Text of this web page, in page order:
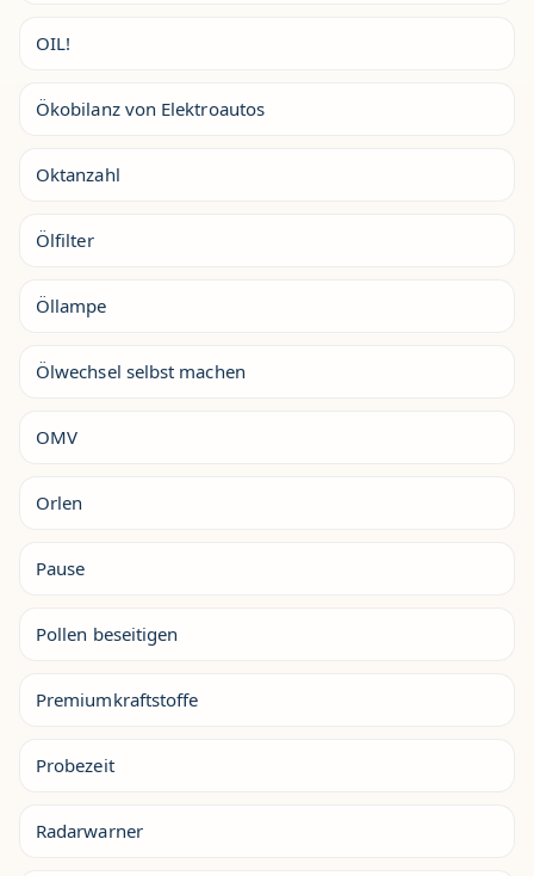
OIL!
Ökobilanz von Elektroautos
Oktanzahl
Ölfilter
Öllampe
Ölwechsel selbst machen
OMV
Orlen
Pause
Pollen beseitigen
Premiumkraftstoffe
Probezeit
Radarwarner